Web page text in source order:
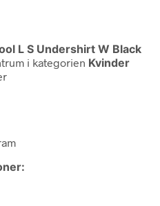
L S Undershirt W Black
i kategorien Kvinder